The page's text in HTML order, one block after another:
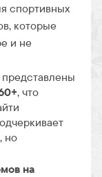
спортивных
которые
и не
, что
но
на